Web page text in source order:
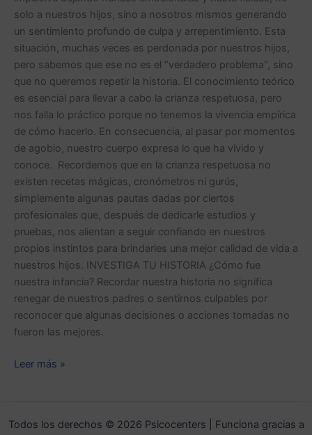
solo a nuestros hijos, sino a nosotros mismos generando
un sentimiento profundo de culpa y arrepentimiento. Esta
situación, muchas veces es perdonada por nuestros hijos,
pero sabemos que ese no es el “verdadero problema”, sino
que no queremos repetir la historia. El conocimiento teórico
es esencial para llevar a cabo la crianza respetuosa, pero
nos falla lo práctico porque no tenemos la vivencia empírica
de cómo hacerlo. En consecuencia, al pasar por momentos
de agobio, nuestro cuerpo expresa lo que ha vivido y
conoce. Recordemos que en la crianza respetuosa no
existen recetas mágicas, cronómetros ni gurús,
simplemente algunas pautas dadas por ciertos
profesionales que, después de dedicarle estudios y
pruebas, nos alientan a seguir confiando en nuestros
propios instintos para brindarles una mejor calidad de vida a
nuestros hijos. INVESTIGA TU HISTORIA ¿Cómo fue
nuestra infancia? Recordar nuestra historia no significa
renegar de nuestros padres o sentirnos culpables por
reconocer que algunas decisiones o acciones tomadas no
fueron las mejores.
Leer más »
Todos los derechos © 2026 Psicocenters | Funciona gracias a